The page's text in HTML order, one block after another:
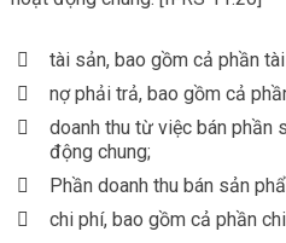
tài sản, bao gồm cả phần
nợ phải trả, bao gồm cả
doanh thu từ việc bán phần
động chung;
Phần doanh thu bán sản
chi phí, bao gồm cả phần